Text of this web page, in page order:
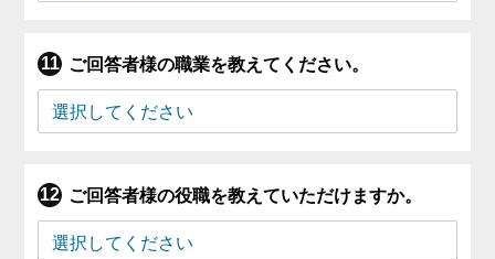
ご回答者様の職業を教えてください。
ご回答者様の役職を教えていただけますか。